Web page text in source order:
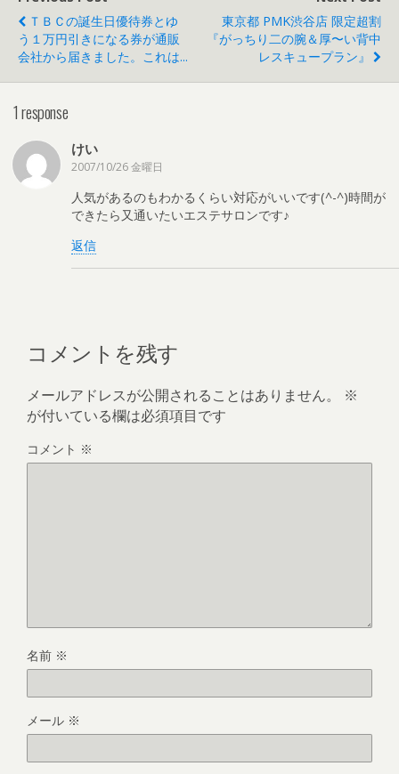
ＴＢＣの誕生日優待券とゆ
う１万円引きになる券が通販
会社から届きました。これは...
東京都 PMK渋谷店 限定超割
『がっちり二の腕＆厚〜い背中
レスキュープラン』
1 response
けい
2007/10/26 金曜日
人気があるのもわかるくらい対応がいいです(^-^)時間が
できたら又通いたいエステサロンです♪
返信
コメントを残す
メールアドレスが公開されることはありません。
※
が付いている欄は必須項目です
コメント ※
名前 ※
メール ※